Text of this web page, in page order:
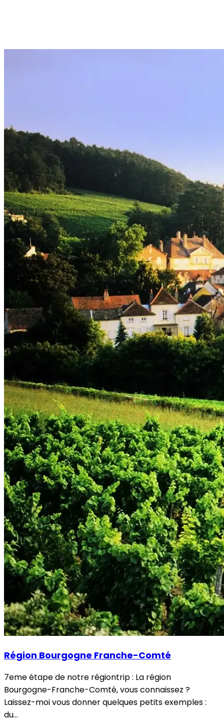
Région Bourgogne Franche-Comté
7eme étape de notre régiontrip : La région
Bourgogne-Franche-Comté, vous connaissez ?
Laissez-moi vous donner quelques petits exemples :
du…